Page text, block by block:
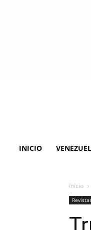
INICIO
Inicio